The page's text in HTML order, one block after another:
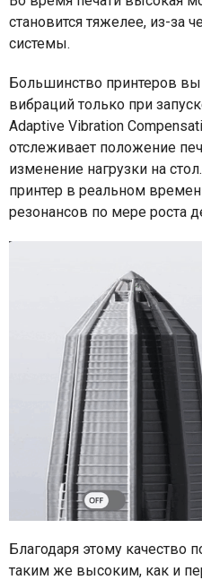
становится тяжелее, из-за
системы.
Большинство принтеров
вибраций только при
Adaptive Vibration
отслеживает положение
изменение нагрузки на
принтер в реальном
резонансов по мере роста
Благодаря этому качество
таким же высоким, как и